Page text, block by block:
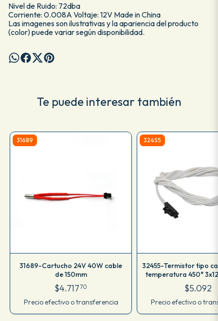
Nivel de Ruido: 72dba
Corriente: 0.008A Voltaje: 12V Made in China
Las imagenes son ilustrativas y la apariencia del producto
(color) puede variar según disponibilidad.
Te puede interesar también
31689
31689-Cartucho 24V 40W cable
de 150mm
$4.71770
Precio efectivo o transferencia
32455
32455-Termistor tipo
temperatura 450°
1mt MK3S
$5.092
Precio efectivo o